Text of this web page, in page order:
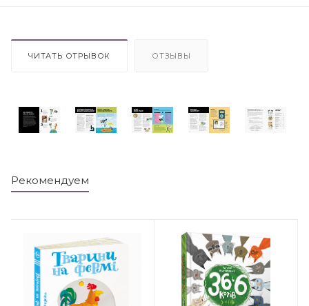
ЧИТАТЬ ОТРЫВОК ОТЗЫВЫ
Рекомендуем